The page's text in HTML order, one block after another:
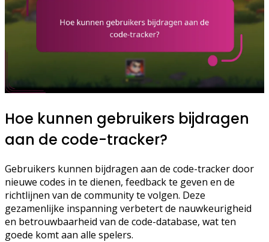
Hoe kunnen gebruikers bijdragen
aan de code-tracker?
Gebruikers kunnen bijdragen aan de code-tracker door
nieuwe codes in te dienen, feedback te geven en de
richtlijnen van de community te volgen. Deze
gezamenlijke inspanning verbetert de nauwkeurigheid
en betrouwbaarheid van de code-database, wat ten
goede komt aan alle spelers.